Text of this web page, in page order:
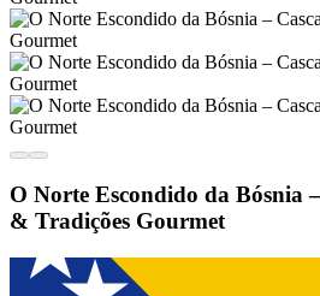
O Norte Escondido da Bósnia
& Tradições Gourmet